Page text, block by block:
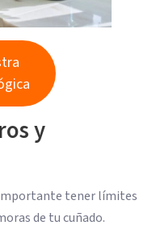
y
importante tener límites
de tu cuñado.